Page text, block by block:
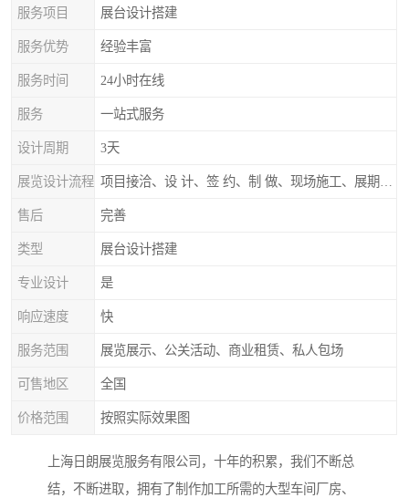
服务项目 展台设计搭建
服务优势 经验丰富
服务时间 24小时在线
服务 一站式服务
设计周期 3天
展览设计流程
售后 完善
类型 展台设计搭建
专业设计 是
响应速度 快
服务范围 展览展示、公关活动、商业租赁、私人包场
可售地区 全国
价格范围 按照实际效果图
上海日朗展览服务有限公司，十年的积累，我们不断总
结，不断进取，拥有了制作加工所需的大型车间厂房、